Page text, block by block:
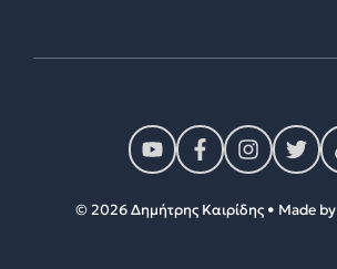
© 2026 Δημήτρης Καιρίδης • Made by